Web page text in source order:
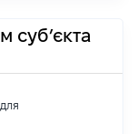
суб’єкта